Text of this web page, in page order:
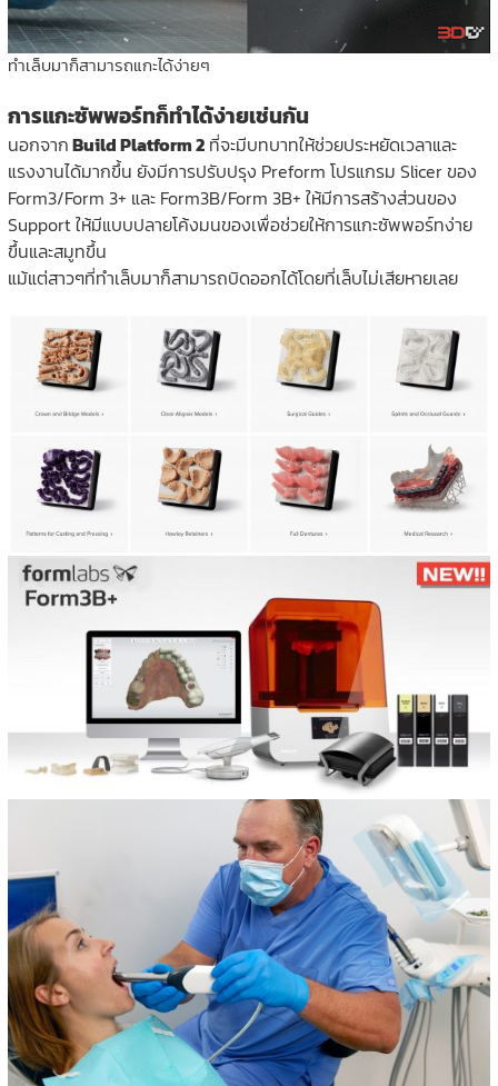
ทำเล็บมาก็สามารถแกะได้ง่ายๆ
การแกะซัพพอร์ทก็ทำได้ง่ายเช่นกัน
นอกจากBuild Platform 2ที่จะมีบทบาทให้ช่วยประหยัดเวลาและ
แรงงานได้มากขึ้น ยังมีการปรับปรุง Preform โปรแกรม Slicer ของ
Form3/Form 3+ และ Form3B/Form 3B+ ให้มีการสร้างส่วนของ
Support ให้มีแบบปลายโค้งมนของเพื่อช่วยให้การแกะซัพพอร์ทง่าย
ขึ้นและสมูทขึ้น
แม้แต่สาวๆที่ทำเล็บมาก็สามารถบิดออกได้โดยที่เล็บไม่เสียหายเลย